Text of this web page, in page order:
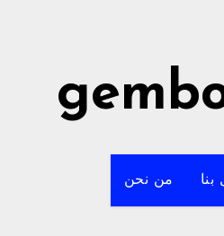
من نحن بنا